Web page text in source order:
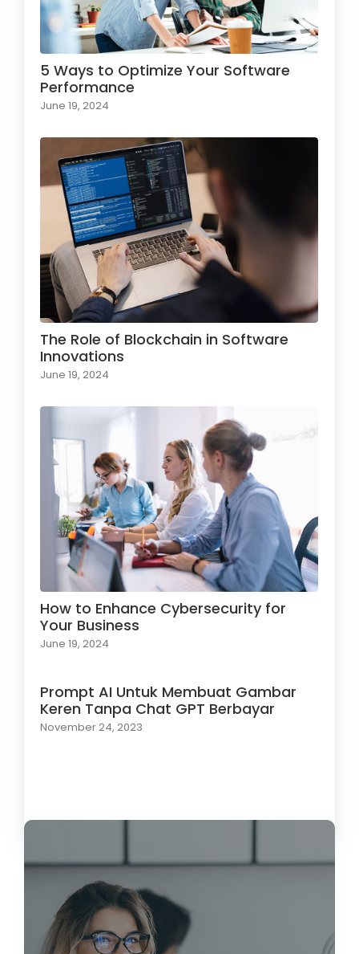
5 Ways to Optimize Your Software
Performance
June 19, 2024
The Role of Blockchain in Software
Innovations
June 19, 2024
How to Enhance Cybersecurity for
Your Business
June 19, 2024
Prompt AI Untuk Membuat Gambar
Keren Tanpa Chat GPT Berbayar
November 24, 2023